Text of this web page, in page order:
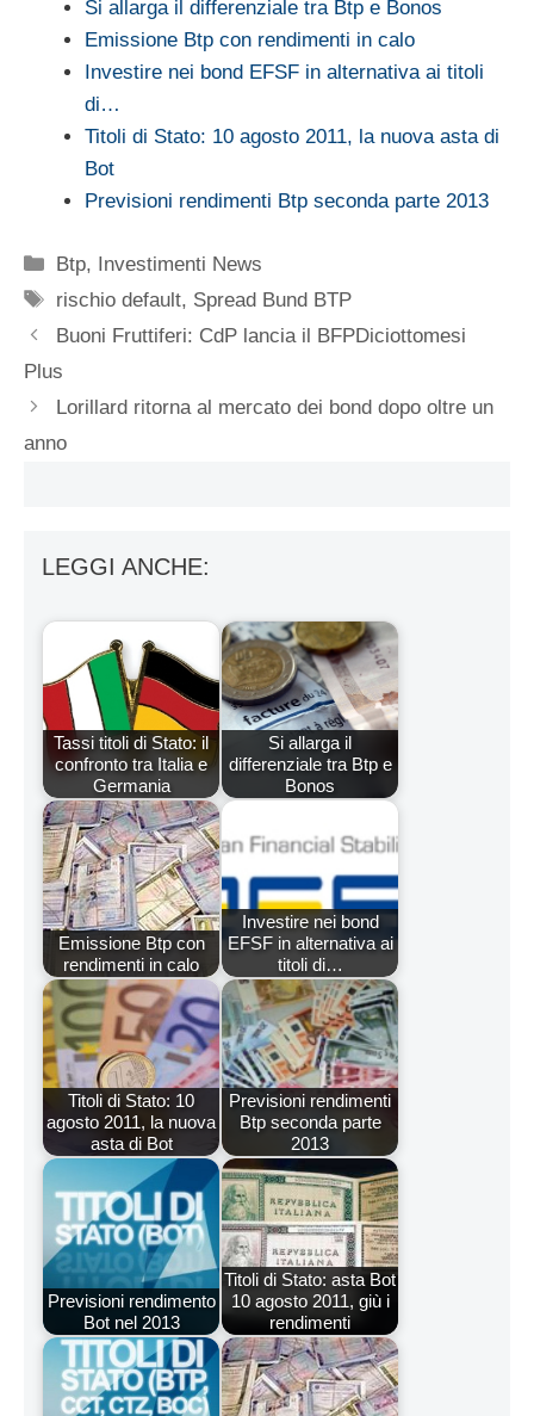
Si allarga il differenziale tra Btp e Bonos
Emissione Btp con rendimenti in calo
Investire nei bond EFSF in alternativa ai titoli
di…
Titoli di Stato: 10 agosto 2011, la nuova asta di
Bot
Previsioni rendimenti Btp seconda parte 2013
Categorie
Btp,
Investimenti News
Tag
rischio default, Spread Bund BTP
Buoni Fruttiferi: CdP lancia il BFPDiciottomesi
Plus
Lorillard ritorna al mercato dei bond dopo oltre un
anno
LEGGI ANCHE:
Tassi titoli di Stato: il
confronto tra Italia e
Germania
Si allarga il
differenziale tra Btp e
Bonos
Emissione Btp con
rendimenti in calo
Investire nei bond
EFSF in alternativa ai
titoli di…
Titoli di Stato: 10
agosto 2011, la nuova
asta di Bot
Previsioni rendimenti
Btp seconda parte
2013
Previsioni rendimento
Bot nel 2013
Titoli di Stato: asta Bot
10 agosto 2011, giù i
rendimenti